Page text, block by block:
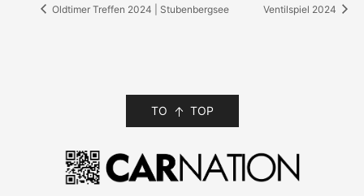
Oldtimer Treffen 2024 | Stubenbergsee Ventilspiel 2024
TO TOP